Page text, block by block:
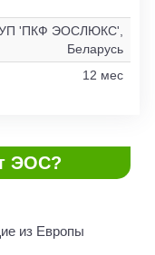
'ПКФ ЭОСЛЮКС',
Беларусь
12 мес
ЭОС?
из Европы